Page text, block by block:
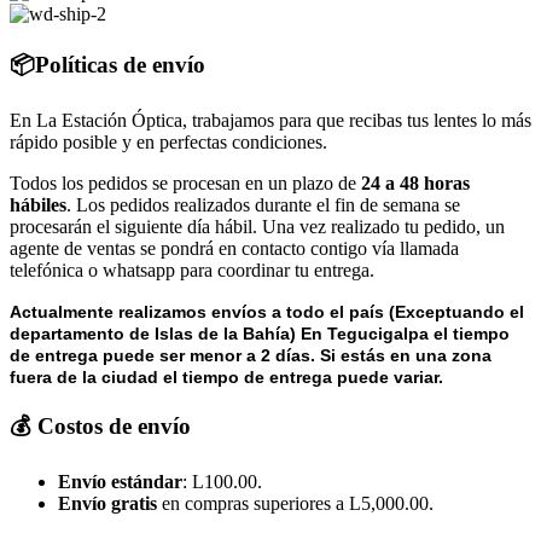
📦Políticas de envío
En La Estación Óptica, trabajamos para que recibas tus lentes lo más
rápido posible y en perfectas condiciones.
Todos los pedidos se procesan en un plazo de 24 a 48 horas
hábiles. Los pedidos realizados durante el fin de semana se
procesarán el siguiente día hábil. Una vez realizado tu pedido, un
agente de ventas se pondrá en contacto contigo vía llamada
telefónica o whatsapp para coordinar tu entrega.
Actualmente realizamos envíos a todo el país (Exceptuando el
departamento de Islas de la Bahía) En Tegucigalpa el tiempo
de entrega puede ser menor a 2 días. Si estás en una zona
fuera de la ciudad el tiempo de entrega puede variar.
💰 Costos de envío
Envío estándar: L100.00.
Envío gratis en compras superiores a L5,000.00.